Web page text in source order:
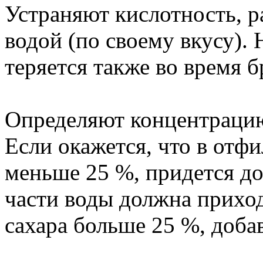
Устраняют кислотность,
водой (по своему вкусу).
теряется также во время
Определяют
Если окажется, что в
меньше 25 %, придется
части воды должна
сахара больше 25 %,